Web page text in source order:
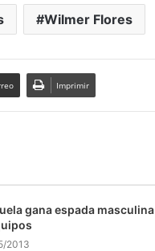
Wilmer Flores
Imprimir
gana espada masculina
2013